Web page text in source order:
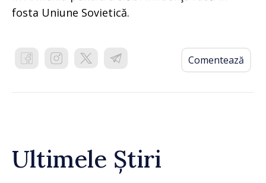
fosta Uniune Sovietică.
Comentează
Ultimele Știri